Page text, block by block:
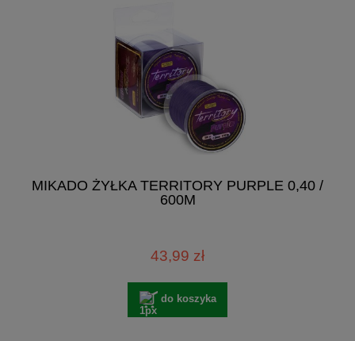
MIKADO ŻYŁKA TERRITORY PURPLE 0,40 /
600M
43,99 zł
do koszyka